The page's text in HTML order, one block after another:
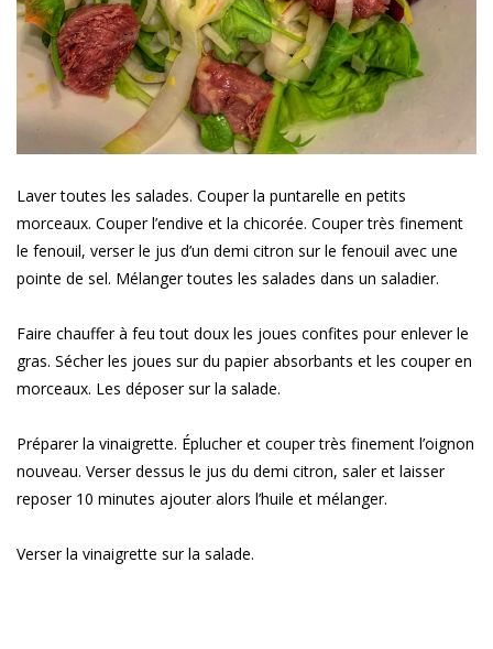
Laver toutes les salades. Couper la puntarelle en petits
morceaux. Couper l’endive et la chicorée. Couper très finement
le fenouil, verser le jus d’un demi citron sur le fenouil avec une
pointe de sel. Mélanger toutes les salades dans un saladier.
Faire chauffer à feu tout doux les joues confites pour enlever le
gras. Sécher les joues sur du papier absorbants et les couper en
morceaux. Les déposer sur la salade.
Préparer la vinaigrette. Éplucher et couper très finement l’oignon
nouveau. Verser dessus le jus du demi citron, saler et laisser
reposer 10 minutes ajouter alors l’huile et mélanger.
Verser la vinaigrette sur la salade.